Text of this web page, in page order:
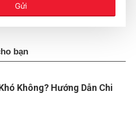
Gửi
bạn
Không? Hướng Dẫn Chi